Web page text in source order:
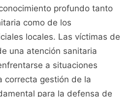
profundo tanto
como de los
locales. Las víctimas de
una atención sanitaria
a situaciones
correcta gestión de la
para la defensa de